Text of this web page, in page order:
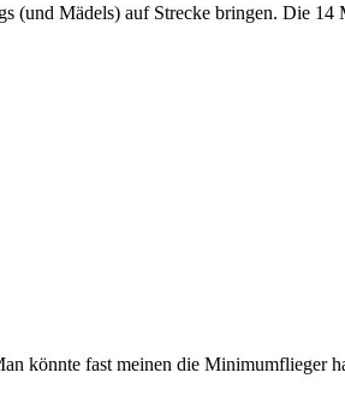
(und Mädels) auf Strecke bringen. Die 14
könnte fast meinen die Minimumflieger